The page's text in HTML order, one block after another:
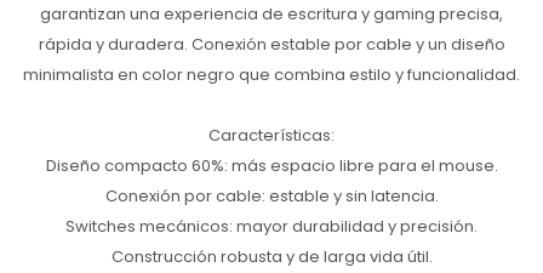
garantizan una experiencia de escritura y gaming precisa,
rápida y duradera. Conexión estable por cable y un diseño
minimalista en color negro que combina estilo y funcionalidad.
Características:
Diseño compacto 60%: más espacio libre para el mouse.
Conexión por cable: estable y sin latencia.
Switches mecánicos: mayor durabilidad y precisión.
Construcción robusta y de larga vida útil.